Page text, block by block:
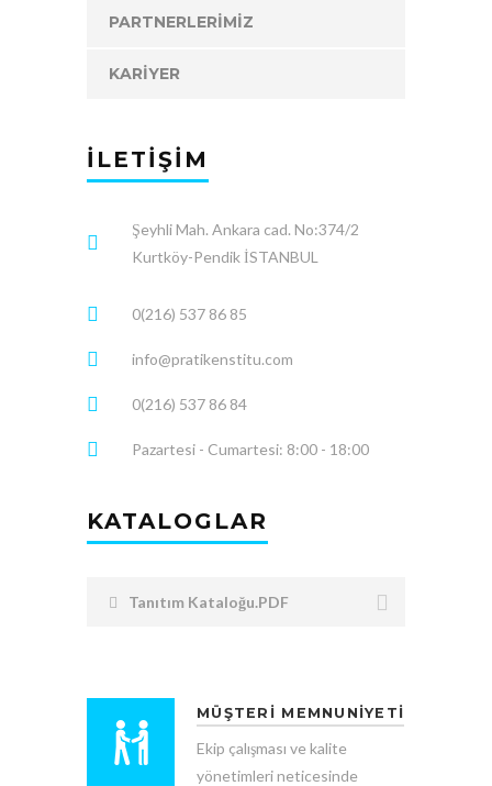
PARTNERLERIMIZ
KARIYER
İLETIŞIM
Şeyhli Mah. Ankara cad. No:374/2
Kurtköy-Pendik İSTANBUL
0(216) 537 86 85
info@pratikenstitu.com
0(216) 537 86 84
Pazartesi - Cumartesi: 8:00 - 18:00
KATALOGLAR
Tanıtım Kataloğu.PDF
MÜŞTERİ MEMNUNİYETİ
Ekip çalışması ve kalite
yönetimleri neticesinde